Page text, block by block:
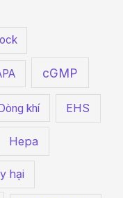
cGMP
khí EHS
Hepa
hại